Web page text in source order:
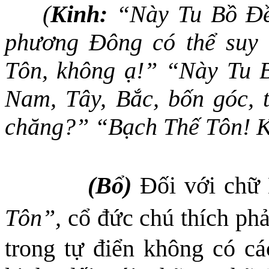
(Kinh: “Này Tu Bồ
phương Đông có thể suy
Tôn, không ạ!” “Này Tu
Nam, Tây, Bắc, bốn
chăng?” “Bạch Thế Tôn!
(Bổ) Đối với chữ
Tôn”, cổ đức chú thích
trong tự điển không có